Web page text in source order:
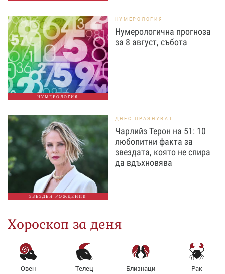
НУМЕРОЛОГИЯ
НУМЕРОЛОГИЯ
Нумерологична прогноза
за 8 август, събота
ЗВЕЗДЕН РОЖДЕНИК
ДНЕС ПРАЗНУВАТ
Чарлийз Терон на 51: 10
любопитни факта за
звездата, която не спира
да вдъхновява
Хороскоп за деня
Овен Телец Близнаци Рак